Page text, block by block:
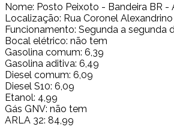
Nome: Posto Peixoto - Bandeira BR
Localização: Rua Coronel
Funcionamento: Segunda a segunda
Bocal elétrico: não tem
Gasolina comum: 6,39
Gasolina aditiva: 6,49
Diesel comum: 6,09
Diesel S10: 6,09
Etanol: 4,99
Gás GNV: não tem
ARLA 32: 84,99